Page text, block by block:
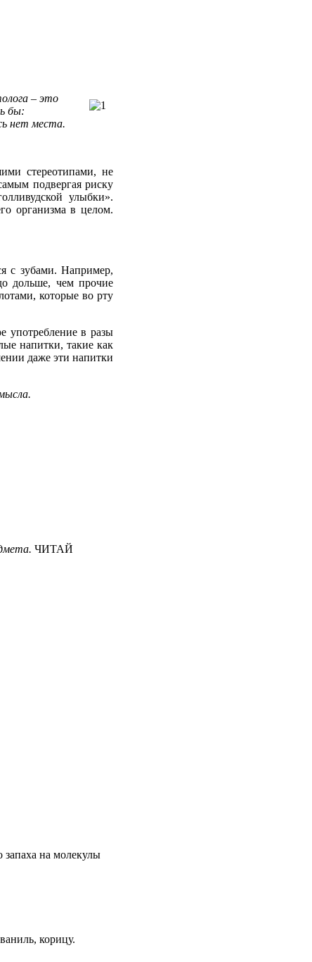
– это
бы:
нет места.
стереотипами, не
подвергая риску
улыбки».
организма в целом.
с зубами. Например,
дольше, чем прочие
которые во рту
употребление в разы
напитки, такие как
даже эти напитки
. ЧИТАЙ
запаха на молекулы
ваниль, корицу.